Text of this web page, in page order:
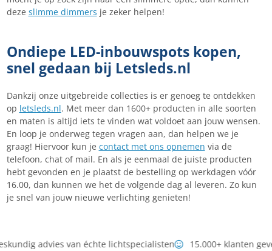
deze slimme dimmers je zeker helpen!
Ondiepe LED-inbouwspots kopen,
snel gedaan bij Letsleds.nl
Dankzij onze uitgebreide collecties is er genoeg te ontdekken
op letsleds.nl. Met meer dan 1600+ producten in alle soorten
en maten is altijd iets te vinden wat voldoet aan jouw wensen.
En loop je onderweg tegen vragen aan, dan helpen we je
graag! Hiervoor kun je contact met ons opnemen via de
telefoon, chat of mail. En als je eenmaal de juiste producten
hebt gevonden en je plaatst de bestelling op werkdagen vóór
16.00, dan kunnen we het de volgende dag al leveren. Zo kun
je snel van jouw nieuwe verlichting genieten!
advies van échte lichtspecialisten 15.000+ klanten